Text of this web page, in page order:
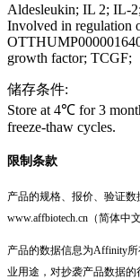
Aldesleukin; IL 2; IL-
Involved in regulation
growth factor; TCGF;
储存条件:
Store at 4℃ for 3
freeze-thaw cycles.
限制条款
产品的规格、报价、验证数
www.affbiotech.cn（简体中
产品的数据信息为Affinity
业用途，对抄袭产品数据的